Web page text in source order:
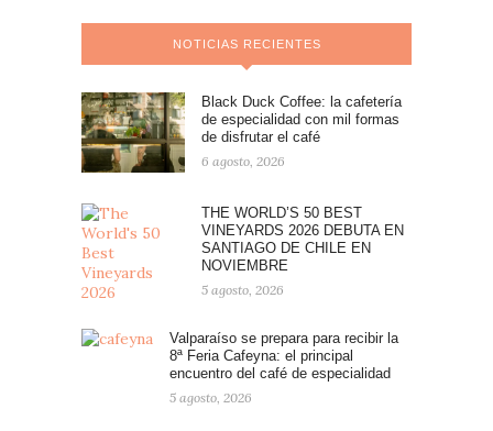
NOTICIAS RECIENTES
Black Duck Coffee: la cafetería
de especialidad con mil formas
de disfrutar el café
6 agosto, 2026
THE WORLD’S 50 BEST
VINEYARDS 2026 DEBUTA EN
SANTIAGO DE CHILE EN
NOVIEMBRE
5 agosto, 2026
Valparaíso se prepara para recibir la
8ª Feria Cafeyna: el principal
encuentro del café de especialidad
5 agosto, 2026